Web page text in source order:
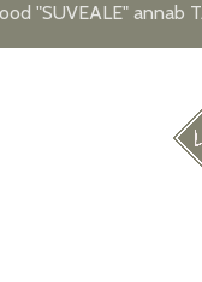
"SUVEALE" annab